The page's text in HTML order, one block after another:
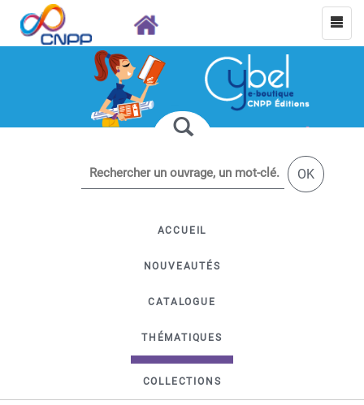
OK
ACCUEIL
NOUVEAUTÉS
CATALOGUE
THÉMATIQUES
COLLECTIONS